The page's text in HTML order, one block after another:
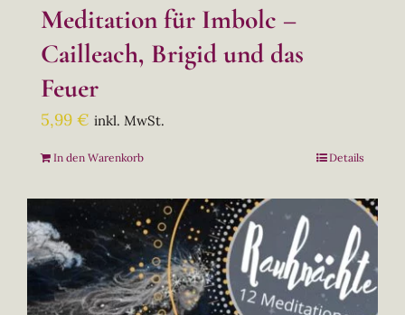
Meditation für Imbolc –
Cailleach, Brigid und das
Feuer
5,99 € inkl. MwSt.
In den Warenkorb Details